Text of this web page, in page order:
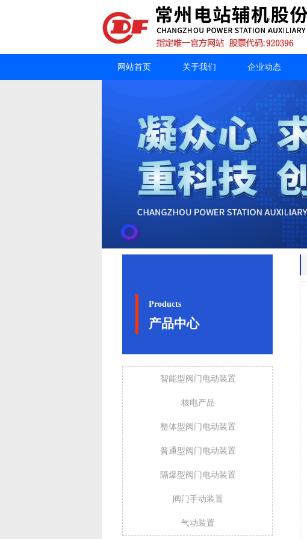
网站首页 关于我们 企业动态
Products
产品中心
智能型阀门电动装置
核电产品
整体型阀门电动装置
普通型阀门电动装置
隔爆型阀门电动装置
阀门手动装置
气动装置